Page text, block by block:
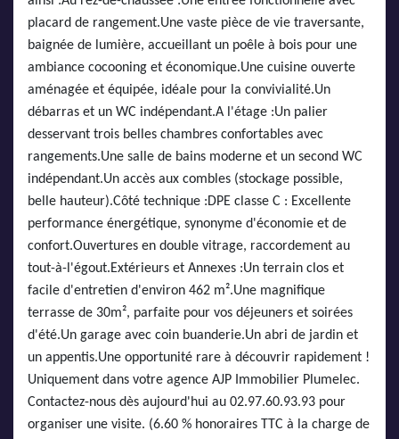
placard de rangement.Une vaste pièce de vie traversante,
baignée de lumière, accueillant un poêle à bois pour une
ambiance cocooning et économique.Une cuisine ouverte
aménagée et équipée, idéale pour la convivialité.Un
débarras et un WC indépendant.A l'étage :Un palier
desservant trois belles chambres confortables avec
rangements.Une salle de bains moderne et un second WC
indépendant.Un accès aux combles (stockage possible,
belle hauteur).Côté technique :DPE classe C : Excellente
performance énergétique, synonyme d'économie et de
confort.Ouvertures en double vitrage, raccordement au
tout-à-l'égout.Extérieurs et Annexes :Un terrain clos et
facile d'entretien d'environ 462 m².Une magnifique
terrasse de 30m², parfaite pour vos déjeuners et soirées
d'été.Un garage avec coin buanderie.Un abri de jardin et
un appentis.Une opportunité rare à découvrir rapidement !
Uniquement dans votre agence AJP Immobilier Plumelec.
Contactez-nous dès aujourd'hui au 02.97.60.93.93 pour
organiser une visite. (6.60 % honoraires TTC à la charge de